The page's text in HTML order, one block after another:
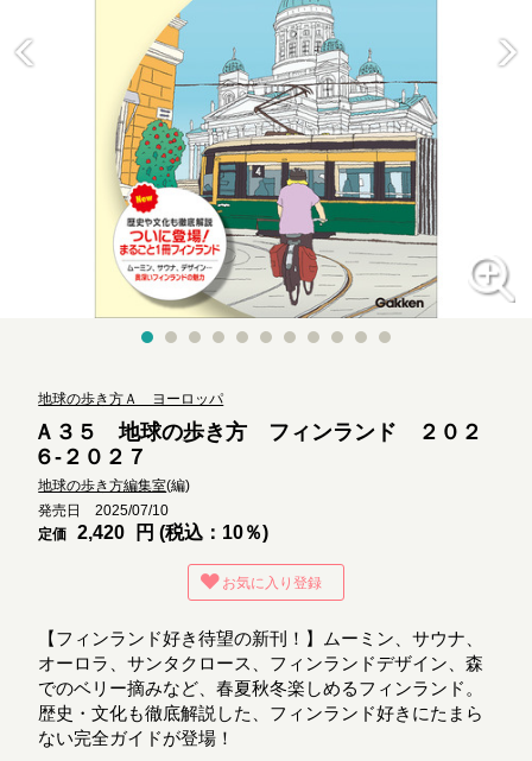
地球の歩き方Ａ ヨーロッパ
Ａ３５ 地球の歩き方 フィンランド ２０２
６-２０２７
地球の歩き方編集室(編)
発売日 2025/07/10
定価
2,420 円 (税込：10％)
お気に入り登録
【フィンランド好き待望の新刊！】ムーミン、サウナ、
オーロラ、サンタクロース、フィンランドデザイン、森
でのベリー摘みなど、春夏秋冬楽しめるフィンランド。
歴史・文化も徹底解説した、フィンランド好きにたまら
ない完全ガイドが登場！